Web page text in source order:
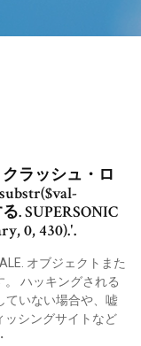
ラッシュ・ロ
. SUPERSONIC
0, 430).'.
オブジェクトまた
ハッキングされる
ていない場合や、嘘
ッシングサイトなど